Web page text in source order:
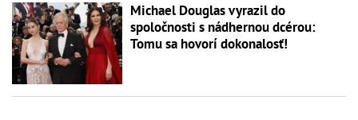
Michael Douglas vyrazil do
spoločnosti s nádhernou dcérou:
Tomu sa hovorí dokonalosť!